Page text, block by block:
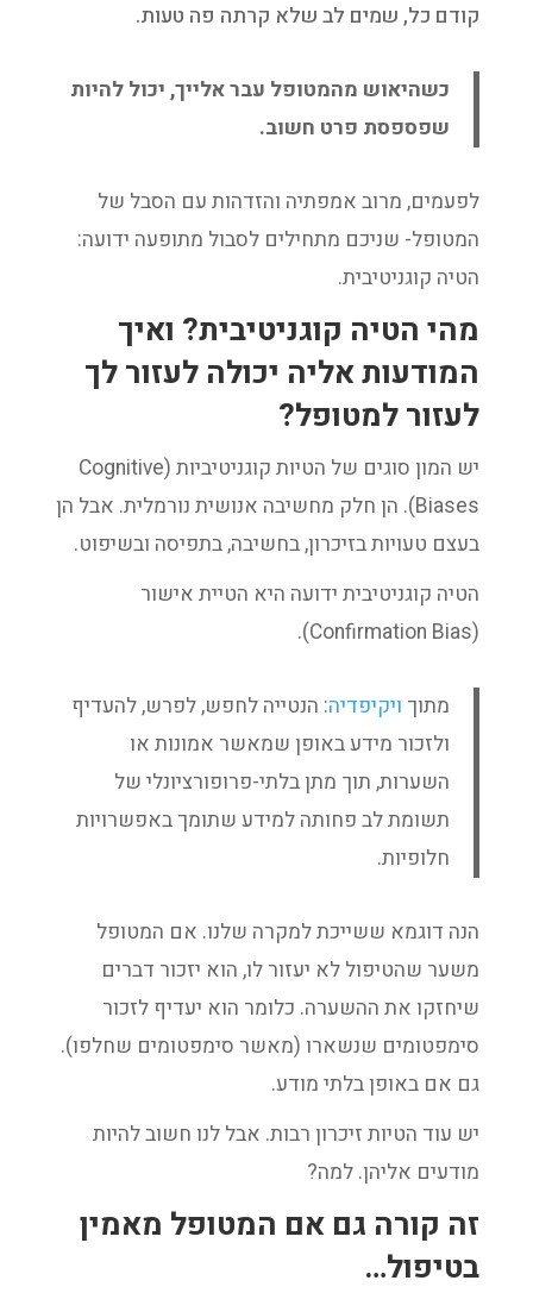
קודם כל, שמים לב שלא קרתה פה טעות.
כשהיאוש מהמטופל עבר אלייך, יכול להיות
שפספסת פרט חשוב.
לפעמים, מרוב אמפתיה והזדהות עם הסבל של
המטופל- שניכם מתחילים לסבול מתופעה ידועה:
הטיה קוגניטיבית.
מהי הטיה קוגניטיבית? ואיך
המודעות אליה יכולה לעזור לך
לעזור למטופל?
יש המון סוגים של הטיות קוגניטיביות (Cognitive
Biases). הן חלק מחשיבה אנושית נורמלית. אבל הן
בעצם טעויות בזיכרון, בחשיבה, בתפיסה ובשיפוט.
הטיה קוגניטיבית ידועה היא הטיית אישור
(Confirmation Bias).
מתוך ויקיפדיה: הנטייה לחפש, לפרש, להעדיף
ולזכור מידע באופן שמאשר אמונות או
השערות, תוך מתן בלתי-פרופורציונלי של
תשומת לב פחותה למידע שתומך באפשרויות
חלופיות.
הנה דוגמא ששייכת למקרה שלנו. אם המטופל
משער שהטיפול לא יעזור לו, הוא יזכור דברים
שיחזקו את ההשערה. כלומר הוא יעדיף לזכור
סימפטומים שנשארו (מאשר סימפטומים שחלפו).
גם אם באופן בלתי מודע.
יש עוד הטיות זיכרון רבות. אבל לנו חשוב להיות
מודעים אליהן. למה?
זה קורה גם אם המטופל מאמין
בטיפול…